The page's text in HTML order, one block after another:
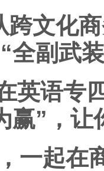
跨文化
全副武
英语专
赢”，让
一起在